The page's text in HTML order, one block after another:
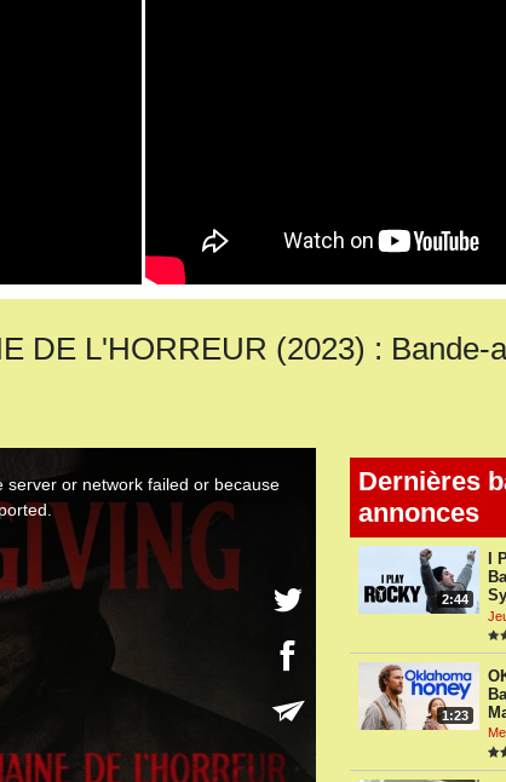
DE L'HORREUR (2023) : Bande-
Dernières
annonces
2:44
I
1:23